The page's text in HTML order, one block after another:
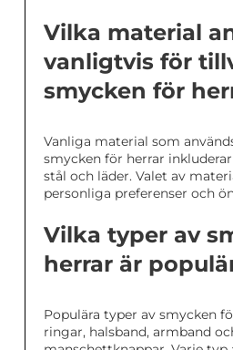
Vilka material
vanligtvis för
smycken för
Vanliga material som
smycken för herrar
stål och läder. Valet av
personliga preferenser och
Vilka typer av
herrar är
Populära typer av smycken
ringar, halsband, armband